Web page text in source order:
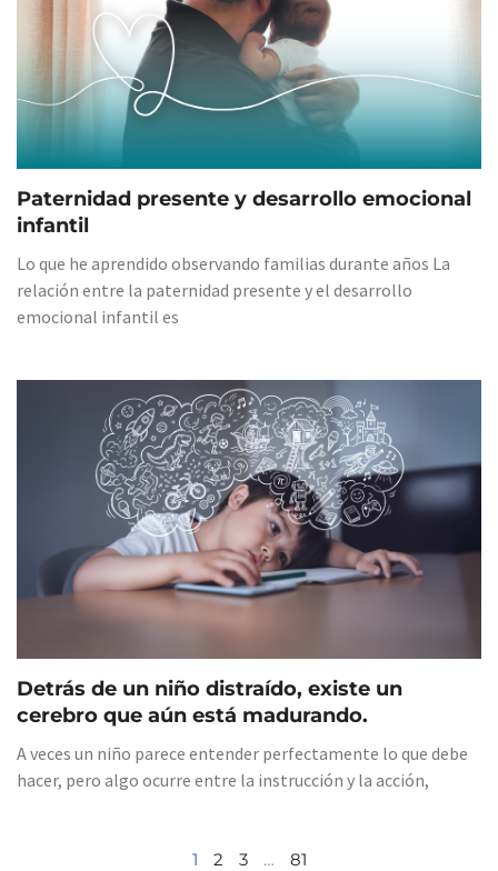
Paternidad presente y desarrollo emocional
infantil
Lo que he aprendido observando familias durante años La
relación entre la paternidad presente y el desarrollo
emocional infantil es
Detrás de un niño distraído, existe un
cerebro que aún está madurando.
A veces un niño parece entender perfectamente lo que debe
hacer, pero algo ocurre entre la instrucción y la acción,
1 2 3 … 81